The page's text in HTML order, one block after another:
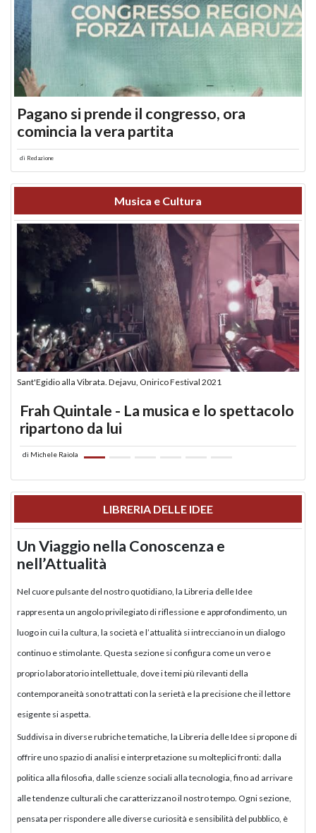
Pagano si prende il congresso, ora
comincia la vera partita
di Redazione
Musica e Cultura
Sant'Egidio alla Vibrata. Dejavu, Onirico Festival 2021
Frah Quintale - La musica e lo spettacolo
ripartono da lui
di Michele Raiola
LIBRERIA DELLE IDEE
Un Viaggio nella Conoscenza e
nell’Attualità
Nel cuore pulsante del nostro quotidiano, la Libreria delle Idee
rappresenta un angolo privilegiato di riflessione e approfondimento, un
luogo in cui la cultura, la società e l’attualità si intrecciano in un dialogo
continuo e stimolante. Questa sezione si configura come un vero e
proprio laboratorio intellettuale, dove i temi più rilevanti della
contemporaneità sono trattati con la serietà e la precisione che il lettore
esigente si aspetta.
Suddivisa in diverse rubriche tematiche, la Libreria delle Idee si propone di
offrire uno spazio di analisi e interpretazione su molteplici fronti: dalla
politica alla filosofia, dalle scienze sociali alla tecnologia, fino ad arrivare
alle tendenze culturali che caratterizzano il nostro tempo. Ogni sezione,
pensata per rispondere alle diverse curiosità e sensibilità del pubblico, è